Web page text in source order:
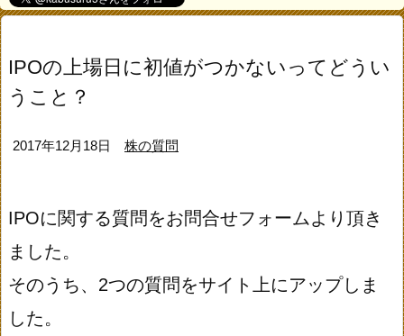
IPOの上場日に初値がつかないってどうい
うこと？
2017年12月18日 株の質問
IPOに関する質問をお問合せフォームより頂き
ました。
そのうち、2つの質問をサイト上にアップしま
した。